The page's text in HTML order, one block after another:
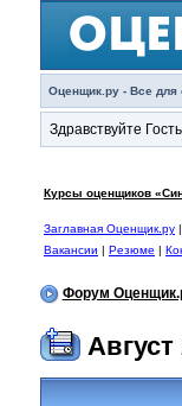
Оценщик.ру - Все для
Здравствуйте
Курсы оценщиков
Заглавная Оценщик.ру|
Вакансии | Резюме |
Форум
Август